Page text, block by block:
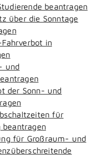
beantragen
über die Sonntage
in
und
der Sonn- und
für
beantragen
für Großraum- und